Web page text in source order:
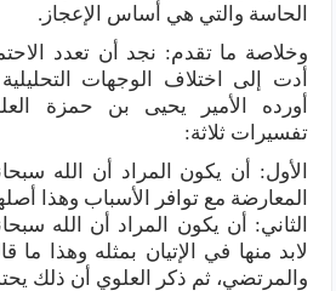
الحاسة والتي هي أساس الإعجاز.
وخلاصة ما تقدم: نجد أن تعدد
أدت إلى اختلاف الوجهات
تفسيرات ثلاثة:
الأول: أن يكون المراد أن الله
المعارضة مع توافر الأسباب وهذا
الثاني: أن يكون المراد أن الله
لابد منها في الإتيان بمثله وهذا ما
والمرتضي، ثم ذكر العلوي أن ذلك